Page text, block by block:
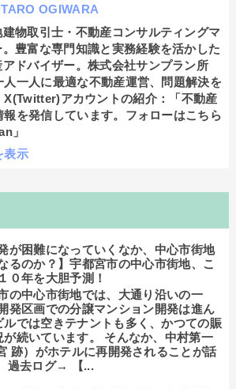
OGIWARA
建物取引士・不動産コンサルティングマ
。豊富な専門知識と実務経験を活かした
アドバイザー。株式会社サンプラン所
人一人に最適な不動産運営、問題解決を
X(Twitter)アカウントの紹介：「不動産
を発信しています。フォローはこちら
」
表示
発が困難になっていくなか、中心市街地
るのか？】宇都宮市の中心市街地、こ
０年を大胆予測！
の中心市街地では、大通り沿いの一
発区画での分譲マンション開発は進ん
では空きテナントも多く、かつての賑
続いています。 そんなか、中村第一
跡）がホテルに再開発されることが話
過去ログ→ 【...